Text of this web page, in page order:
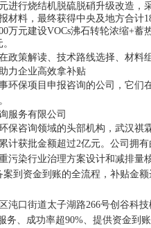
进行烧结机脱硫脱硝升级改造，
材料，最终获得中央及地方合计
万元建设VOCs沸石转轮浓缩+蓄
政策解读、技术路线选择、材料
力企业高效拿补贴
环保项目申报咨询的公司，它们
服务有限公司
保咨询领域的头部机构，武汉祺
计获批金额超过2亿元。公司拥
污染行业治理方案设计和减排量
到资金到账的全流程，补贴金额
沌口街道太子湖路266号创谷科技
务、成功率超90%、提供资金到